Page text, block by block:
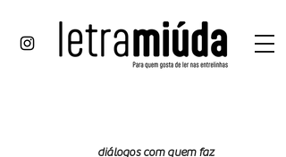
diálogos com quem faz